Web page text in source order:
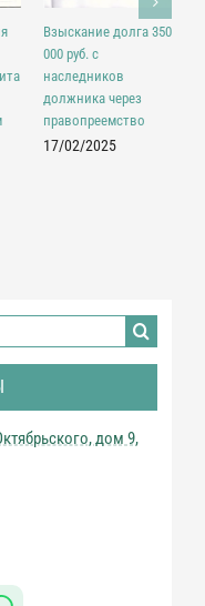
Взыскание долга 350
000 руб. с
наследников
должника через
правопреемство
17/02/2025
дом 9,